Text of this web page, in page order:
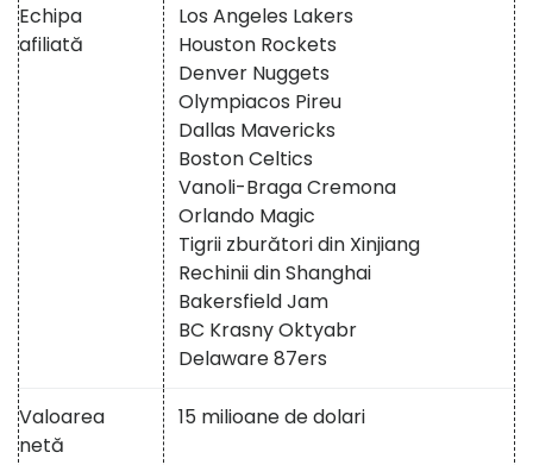
Echipa
afiliată
Los Angeles Lakers
Houston Rockets
Denver Nuggets
Olympiacos Pireu
Dallas Mavericks
Boston Celtics
Vanoli-Braga Cremona
Orlando Magic
Tigrii zburători din Xinjiang
Rechinii din Shanghai
Bakersfield Jam
BC Krasny Oktyabr
Delaware 87ers
Valoarea
netă
15 milioane de dolari